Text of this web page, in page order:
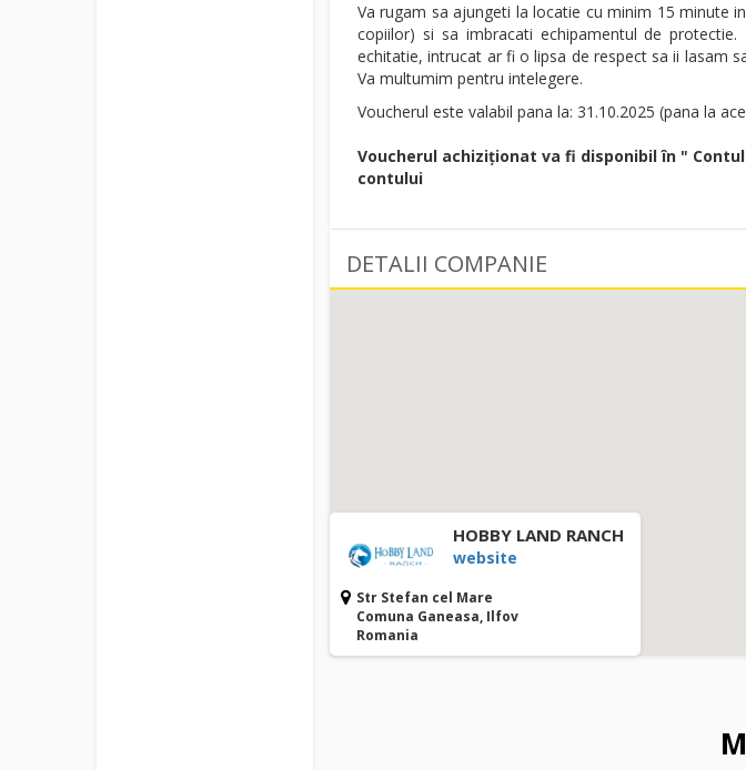
Va rugam sa ajungeti la locatie cu minim 15 minute
copiilor) si sa imbracati echipamentul de
echitatie, intrucat ar fi o lipsa de respect sa ii lasam
Va multumim pentru intelegere.
Voucherul este valabil pana la: 31.10.2025 (pana la
Voucherul achiziționat va fi disponibil în "
contului
DETALII COMPANIE
HOBBY LAND RANCH
website
Str Stefan cel Mare
Comuna Ganeasa, Ilfov
Romania